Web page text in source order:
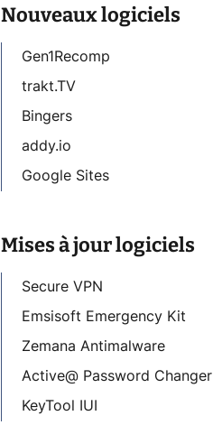
Nouveaux logiciels
Gen1Recomp
trakt.TV
Bingers
addy.io
Google Sites
Mises à jour logiciels
Secure VPN
Emsisoft Emergency Kit
Zemana Antimalware
Active@ Password Changer
KeyTool IUI